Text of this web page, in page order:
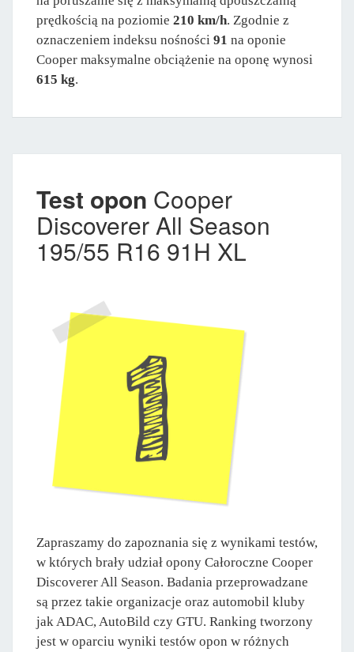
prędkością na poziomie 210 km/h. Zgodnie z
oznaczeniem indeksu nośności 91 na oponie
Cooper maksymalne obciążenie na oponę wynosi
615 kg.
Test opon Cooper
Discoverer All Season
195/55 R16 91H XL
Zapraszamy do zapoznania się z wynikami testów,
w których brały udział opony Całoroczne Cooper
Discoverer All Season. Badania przeprowadzane
są przez takie organizacje oraz automobil kluby
jak ADAC, AutoBild czy GTU. Ranking tworzony
jest w oparciu wyniki testów opon w różnych